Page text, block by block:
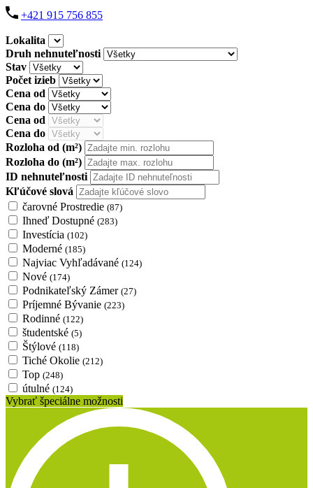
+421 915 756 855
Lokalita
Druh nehnuteľnosti
Stav
Počet izieb
Cena od
Cena do
Cena od
Cena do
Rozloha od (m²)
Rozloha do (m²)
ID nehnuteľnosti
Kľúčové slová
čarovné Prostredie (87)
Ihneď Dostupné (283)
Investícia (102)
Moderné (185)
Najviac Vyhľadávané (124)
Nové (174)
Podnikateľský Zámer (27)
Príjemné Bývanie (223)
Rodinné (122)
študentské (5)
Štýlové (118)
Tiché Okolie (212)
Top (248)
útulné (124)
Vybrať špeciálne možnosti